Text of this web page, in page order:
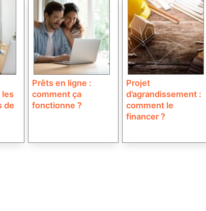
les
de
Prêts en ligne :
comment ça
fonctionne ?
Projet
d’agrandissement :
comment le
financer ?